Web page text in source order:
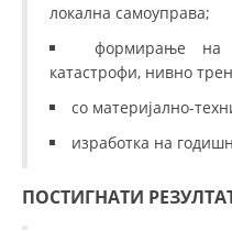
локална самоуправа;
формирање на
катастрофи, нивно
со материјално-
изработка на
ПОСТИГНАТИ